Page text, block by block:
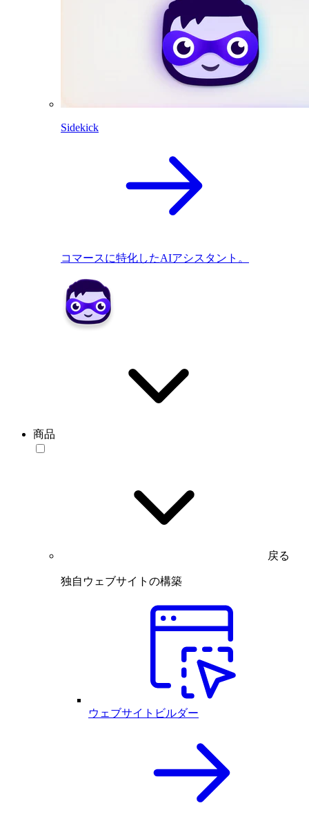
Sidekick
コマースに特化したAIアシスタント。
商品
戻る
独自ウェブサイトの構築
ウェブサイトビルダー